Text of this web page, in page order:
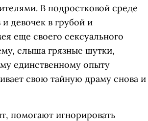
В подростковой среде
девочек в грубой и
еще своего сексуального
слыша грязные шутки,
единственному опыту
свою тайную драму снова и
помогают игнорировать